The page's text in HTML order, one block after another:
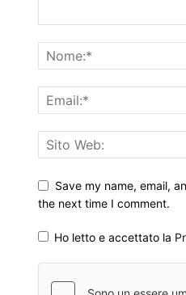
Save my name, email,
the next time I comment.
Ho letto e accettato la